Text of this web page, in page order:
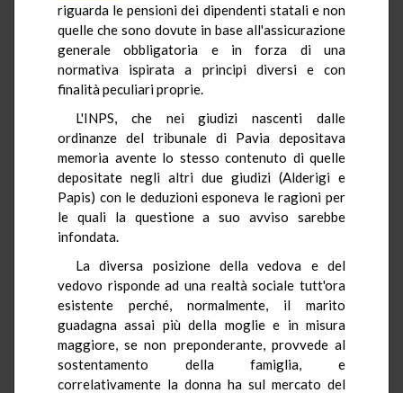
riguarda le pensioni dei dipendenti statali e non
quelle che sono dovute in base all'assicurazione
generale obbligatoria e in forza di una
normativa ispirata a principi diversi e con
finalità peculiari proprie.
L'INPS, che nei giudizi nascenti dalle
ordinanze del tribunale di Pavia depositava
memoria avente lo stesso contenuto di quelle
depositate negli altri due giudizi (Alderigi e
Papis) con le deduzioni esponeva le ragioni per
le quali la questione a suo avviso sarebbe
infondata.
La diversa posizione della vedova e del
vedovo risponde ad una realtà sociale tutt'ora
esistente perché, normalmente, il marito
guadagna assai più della moglie e in misura
maggiore, se non preponderante, provvede al
sostentamento della famiglia, e
correlativamente la donna ha sul mercato del